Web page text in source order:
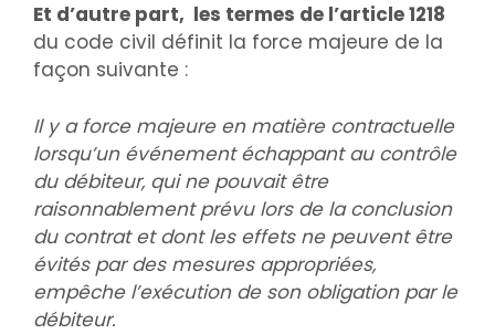
Et d’autre part, les termes de l’article 1218
du code civil définit la force majeure de la
façon suivante :
Il y a force majeure en matière contractuelle
lorsqu’un événement échappant au contrôle
du débiteur, qui ne pouvait être
raisonnablement prévu lors de la conclusion
du contrat et dont les effets ne peuvent être
évités par des mesures appropriées,
empêche l’exécution de son obligation par le
débiteur.